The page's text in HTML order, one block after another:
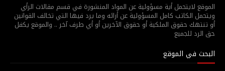
الموقع لايتحمل أية مسؤولية عن المواد المنشورة في قسم مقالات الرأي
ويتحمل الكاتب كامل المسؤولية عن أرائه وما يرد فيها التي تخالف القوانين
أو تنتهك حقوق الملكية أو حقوق الآخرين أو أي طرف آخر .. والموقع يكفل
حق الرد للجميع
البحث في الموقع